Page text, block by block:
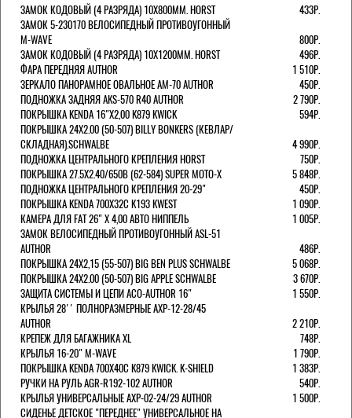
ЗАМОК КОДОВЫЙ (4 РАЗРЯДА) 10Х800ММ. HORST
433Р.
ЗАМОК 5-230170 ВЕЛОСИПЕДНЫЙ ПРОТИВОУГОННЫЙ
M-WAVE
800Р.
ЗАМОК КОДОВЫЙ (4 РАЗРЯДА) 10Х1200ММ. HORST
496Р.
ФАРА ПЕРЕДНЯЯ AUTHOR
1 510Р.
ЗЕРКАЛО ПАНОРАМНОЕ ОВАЛЬНОЕ AM-70 AUTHOR
450Р.
ПОДНОЖКА ЗАДНЯЯ AKS-570 R40 AUTHOR
2 790Р.
ПОКРЫШКА KENDA 16"Х2,00 K879 KWICK
594Р.
ПОКРЫШКА 24X2.00 (50-507) BILLY BONKERS (КЕВЛАР/
СКЛАДНАЯ).SCHWALBE
4 990Р.
ПОДНОЖКА ЦЕНТРАЛЬНОГО КРЕПЛЕНИЯ HORST
750Р.
ПОКРЫШКА 27.5X2.40/650B (62-584) SUPER MOTO-X
5 848Р.
ПОДНОЖКА ЦЕНТРАЛЬНОГО КРЕПЛЕНИЯ 20-29"
450Р.
ПОКРЫШКА KENDA 700Х32С K193 KWEST
1 090Р.
КАМЕРА ДЛЯ FAT 26" X 4,00 АВТО НИППЕЛЬ
1 005Р.
ЗАМОК ВЕЛОСИПЕДНЫЙ ПРОТИВОУГОННЫЙ ASL-51
AUTHOR
486Р.
ПОКРЫШКА 24X2,15 (55-507) BIG BEN PLUS SCHWALBE
5 068Р.
ПОКРЫШКА 24X2.00 (50-507) BIG APPLE SCHWALBE
3 670Р.
ЗАЩИТА СИСТЕМЫ И ЦЕПИ ACO-AUTHOR 16"
1 550Р.
КРЫЛЬЯ 28'' ПОЛНОРАЗМЕРНЫЕ AXP-12-28/45
AUTHOR
2 210Р.
КРЕПЕЖ ДЛЯ БАГАЖНИКА XL
748Р.
КРЫЛЬЯ 16-20" M-WAVE
1 790Р.
ПОКРЫШКА KENDA 700Х40С K879 KWICK. K-SHIELD
1 383Р.
РУЧКИ НА РУЛЬ AGR-R192-102 AUTHOR
540Р.
КРЫЛЬЯ УНИВЕРСАЛЬНЫЕ AXP-02-24/29 AUTHOR
1 500Р.
СИДЕНЬЕ ДЕТСКОЕ "ПЕРЕДНЕЕ" УНИВЕРСАЛЬНОЕ НА